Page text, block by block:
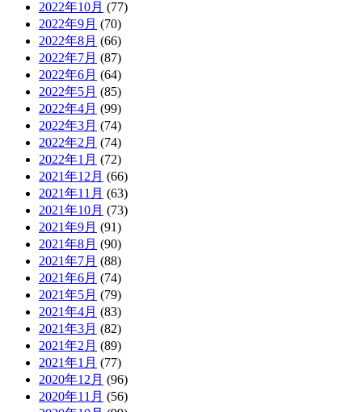
2022年10月 (77)
2022年9月 (70)
2022年8月 (66)
2022年7月 (87)
2022年6月 (64)
2022年5月 (85)
2022年4月 (99)
2022年3月 (74)
2022年2月 (74)
2022年1月 (72)
2021年12月 (66)
2021年11月 (63)
2021年10月 (73)
2021年9月 (91)
2021年8月 (90)
2021年7月 (88)
2021年6月 (74)
2021年5月 (79)
2021年4月 (83)
2021年3月 (82)
2021年2月 (89)
2021年1月 (77)
2020年12月 (96)
2020年11月 (56)